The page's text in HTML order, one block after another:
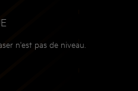
n'est pas de niveau.